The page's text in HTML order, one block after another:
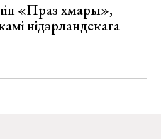
«Праз хмары»,
нідэрландскага